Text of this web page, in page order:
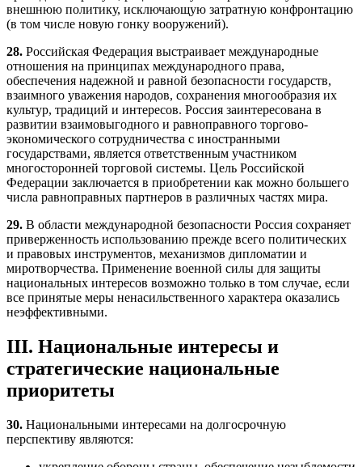
внешнюю политику, исключающую затратную конфронтацию
(в том числе новую гонку вооружений).
28. Российская Федерация выстраивает международные
отношения на принципах международного права,
обеспечения надежной и равной безопасности государств,
взаимного уважения народов, сохранения многообразия их
культур, традиций и интересов. Россия заинтересована в
развитии взаимовыгодного и равноправного торгово-
экономического сотрудничества с иностранными
государствами, является ответственным участником
многосторонней торговой системы. Цель Российской
Федерации заключается в приобретении как можно большего
числа равноправных партнеров в различных частях мира.
29. В области международной безопасности Россия сохраняет
приверженность использованию прежде всего политических
и правовых инструментов, механизмов дипломатии и
миротворчества. Применение военной силы для защиты
национальных интересов возможно только в том случае, если
все принятые меры ненасильственного характера оказались
неэффективными.
III. Национальные интересы и
стратегические национальные
приоритеты
30. Национальными интересами на долгосрочную
перспективу являются: